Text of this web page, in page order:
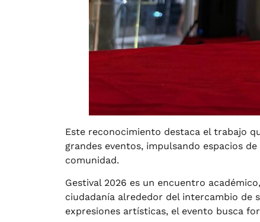
Este reconocimiento destaca el trabajo
grandes eventos, impulsando espacios
comunidad.
Gestival 2026 es un encuentro
ciudadanía alrededor del intercambio de
expresiones artísticas, el evento busca